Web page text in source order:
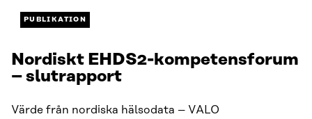
PUBLIKATION
Nordiskt EHDS2-kompetensforum
– slutrapport
Värde från nordiska hälsodata – VALO